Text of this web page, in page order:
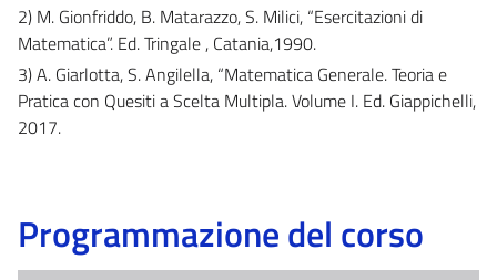
2) M. Gionfriddo, B. Matarazzo, S. Milici, “Esercitazioni di
Matematica”. Ed. Tringale , Catania,1990.
3) A. Giarlotta, S. Angilella, “Matematica Generale. Teoria e
Pratica con Quesiti a Scelta Multipla. Volume I. Ed. Giappichelli,
2017.
Programmazione del corso